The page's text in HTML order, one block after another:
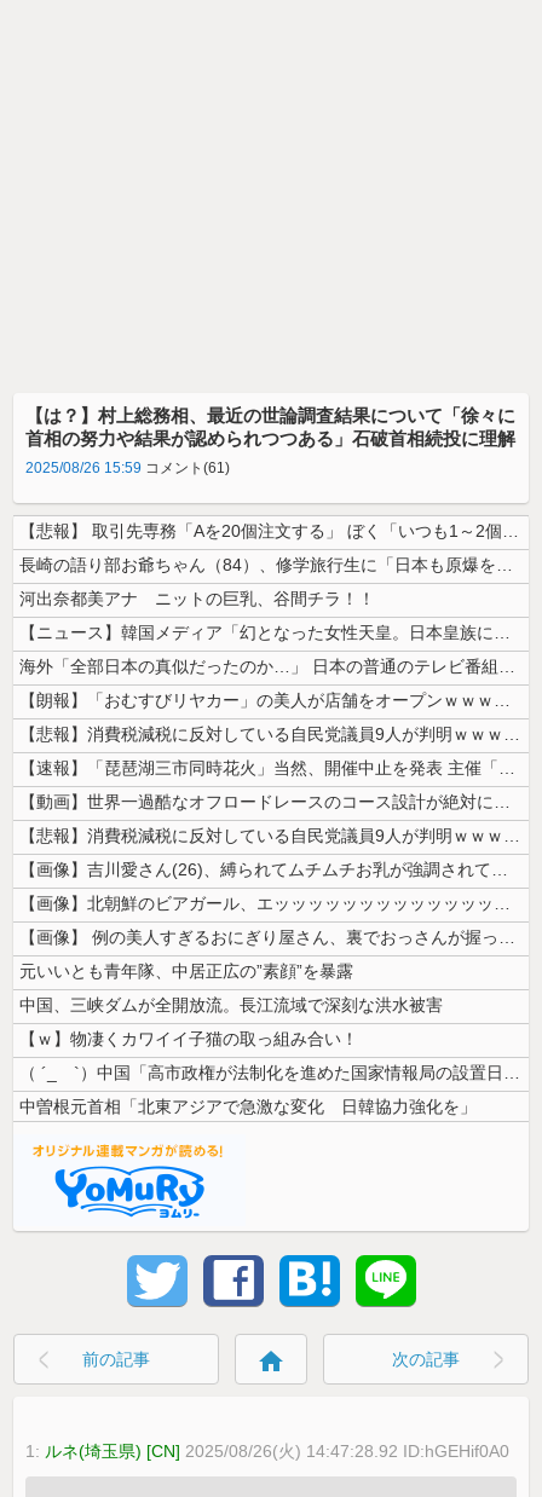
【は？】村上総務相、最近の世論調査結果について「徐々に
首相の努力や結果が認められつつある」石破首相続投に理解
2025/08/26 15:59 コメント(61)
【悲報】 取引先専務「Aを20個注文する」 ぼく「いつも1～2個しか使...
長崎の語り部お爺ちゃん（84）、修学旅行生に「日本も原爆を持たないと負...
河出奈都美アナ ニットの巨乳、谷間チラ！！
【ニュース】韓国メディア「幻となった女性天皇。日本皇族に韓半島の男の血...
海外「全部日本の真似だったのか…」 日本の普通のテレビ番組が最新SNS...
【朗報】「おむすびリヤカー」の美人が店舗をオープンｗｗｗｗｗｗｗｗｗｗ...
【悲報】消費税減税に反対している自民党議員9人が判明ｗｗｗｗｗｗ
【速報】「琵琶湖三市同時花火」当然、開催中止を発表 主催「今後案内する...
【動画】世界一過酷なオフロードレースのコース設計が絶対におかしい（笑）
【悲報】消費税減税に反対している自民党議員9人が判明ｗｗｗｗｗｗ
【画像】吉川愛さん(26)、縛られてムチムチお乳が強調されてしまう
【画像】北朝鮮のビアガール、エッッッッッッッッッッッッッッッッッ！
【画像】 例の美人すぎるおにぎり屋さん、裏でおっさんが握っていたｗｗｗ...
元いいとも青年隊、中居正広の”素顔”を暴露
中国、三峡ダムが全開放流。長江流域で深刻な洪水被害
【ｗ】物凄くカワイイ子猫の取っ組み合い！
（ ´_ゝ`）中国「高市政権が法制化を進めた国家情報局の設置日が7月3...
中曽根元首相「北東アジアで急激な変化 日韓協力強化を」
前の記事 home 次の記事
1: ルネ(埼玉県) [CN] 2025/08/26(火) 14:47:28.92 ID:hGEHif0A0